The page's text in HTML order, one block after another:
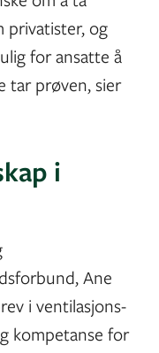
privatister, og
for ansatte å
tar prøven, sier
i
Ane
i ventilasjons-
kompetanse for